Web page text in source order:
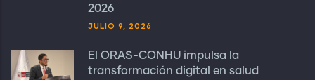
2026
JULIO 9, 2026
El ORAS-CONHU impulsa la
transformación digital en salud